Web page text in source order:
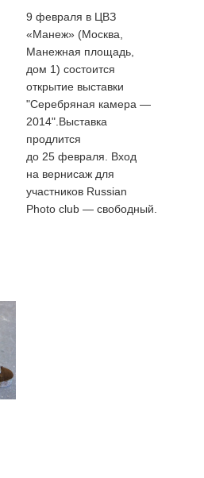
9 февраля в ЦВЗ
«Манеж» (Москва,
Манежная площадь,
дом 1) состоится
открытие выставки
"Серебряная камера —
2014".Выставка
продлится
до 25 февраля. Вход
на вернисаж для
участников Russian
Photo club — свободный.